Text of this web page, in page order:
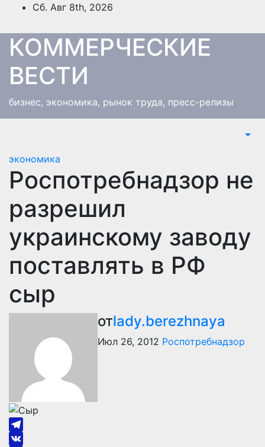
Перейти
содержимому
Сб. Авг 8th, 2026
КОММЕРЧЕСКИЕ
ВЕСТИ
бизнес, экономика, рынок труда, пресс-релизы
экономика
Роспотребнадзор не
разрешил
украинскому заводу
поставлять в РФ
сыр
отlady.berezhnaya
Июл 26, 2012 Роспотребнадзор
Telegram